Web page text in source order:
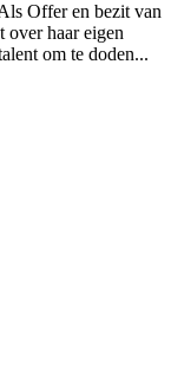
Offer en bezit van
over haar eigen
om te doden...